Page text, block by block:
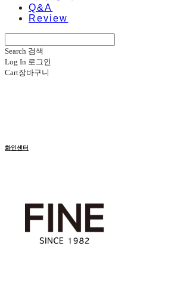
Q&A
Review
Search 검색
Log In 로그인
Cart장바구니
화인센터